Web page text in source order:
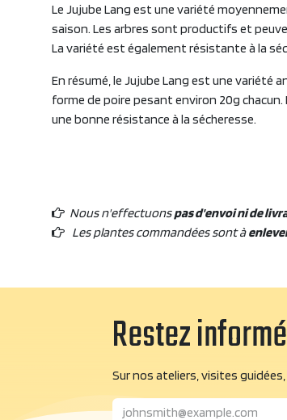
Le Jujube Lang est une variété
saison. Les arbres sont productifs et
La variété est également résistante à la
En résumé, le Jujube Lang est une variété
forme de poire pesant environ 20g
une bonne résistance à la sécheresse.
Nous n'effectuonspas d'envoi ni de
Les plantes commandées sont à
Restez
Sur nos ateliers, visites